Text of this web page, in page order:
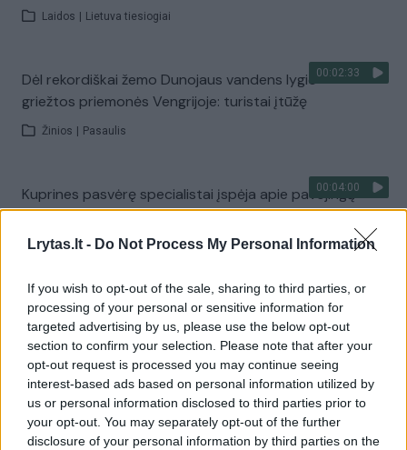
Lrytas.lt - Do Not Process My Personal Information
If you wish to opt-out of the sale, sharing to third parties, or
processing of your personal or sensitive information for
targeted advertising by us, please use the below opt-out
section to confirm your selection. Please note that after your
opt-out request is processed you may continue seeing
interest-based ads based on personal information utilized by
us or personal information disclosed to third parties prior to
your opt-out. You may separately opt-out of the further
disclosure of your personal information by third parties on the
Laidos Lietuva tiesiogiai
00:02:33
Dėl rekordiškai žemo Dunojaus vandens lygio –
griežtos priemonės Vengrijoje: turistai įtūžę
Žinios Pasaulis
00:04:00
Kuprines pasvėrę specialistai įspėja apie pavojingą
įprotį: tą daro daugiau nei pusė pradinukų
Žinios | Lietuvos diena
Visi įrašai
Žiūrimiausi įrašai